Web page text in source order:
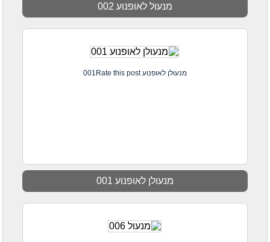
מנעול לאופנוע 002
מנעולן לאופנוע 001Rate this post
מנעולן לאופנוע 001